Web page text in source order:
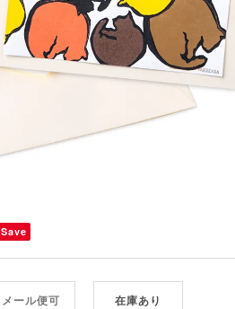
Save
メール便可 在庫あり